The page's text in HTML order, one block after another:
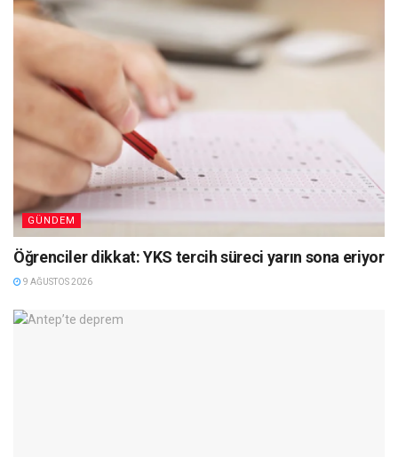
GÜNDEM
Öğrenciler dikkat: YKS tercih süreci yarın sona eriyor
9 AĞUSTOS 2026